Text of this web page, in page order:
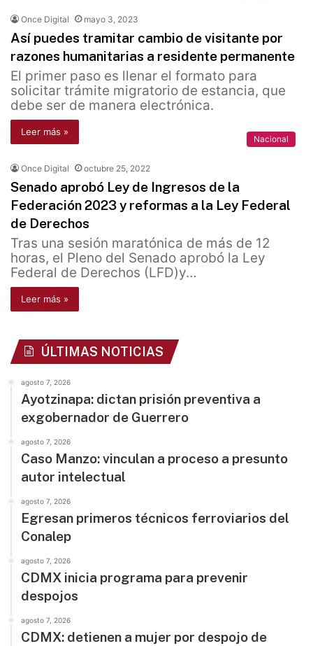
Once Digital mayo 3, 2023
Así puedes tramitar cambio de visitante por
razones humanitarias a residente permanente
El primer paso es llenar el formato para
solicitar trámite migratorio de estancia, que
debe ser de manera electrónica.
Leer más »
Nacional
Once Digital octubre 25, 2022
Senado aprobó Ley de Ingresos de la
Federación 2023 y reformas a la Ley Federal
de Derechos
Tras una sesión maratónica de más de 12
horas, el Pleno del Senado aprobó la Ley
Federal de Derechos (LFD)y…
Leer más »
ÚLTIMAS NOTICIAS
agosto 7, 2026
Ayotzinapa: dictan prisión preventiva a
exgobernador de Guerrero
agosto 7, 2026
Caso Manzo: vinculan a proceso a presunto
autor intelectual
agosto 7, 2026
Egresan primeros técnicos ferroviarios del
Conalep
agosto 7, 2026
CDMX inicia programa para prevenir
despojos
agosto 7, 2026
CDMX: detienen a mujer por despojo de